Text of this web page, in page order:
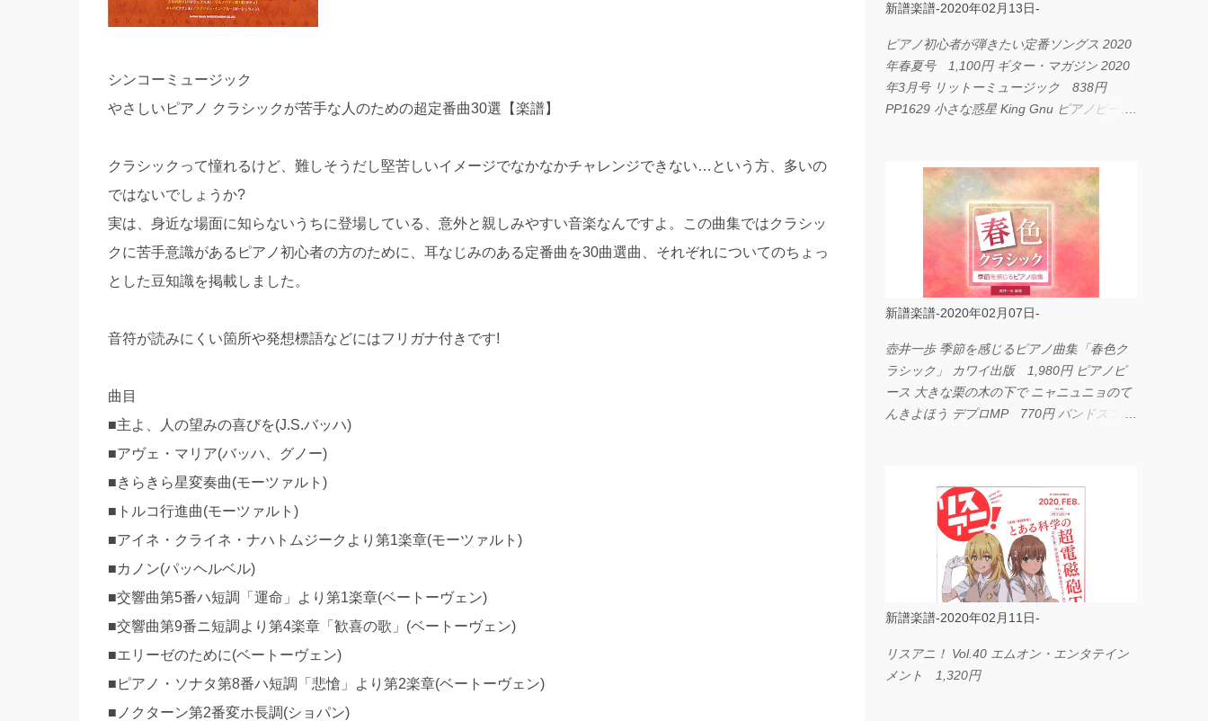
シンコーミュージック
やさしいピアノ クラシックが苦手な人のための超定番曲30選【楽譜】
クラシックって憧れるけど、難しそうだし堅苦しいイメージでなかなかチャレンジできない…という方、多いの
ではないでしょうか?
実は、身近な場面に知らないうちに登場している、意外と親しみやすい音楽なんですよ。この曲集ではクラシッ
クに苦手意識があるピアノ初心者の方のために、耳なじみのある定番曲を30曲選曲、それぞれについてのちょっ
とした豆知識を掲載しました。
音符が読みにくい箇所や発想標語などにはフリガナ付きです!
曲目
■主よ、人の望みの喜びを(J.S.バッハ)
■アヴェ・マリア(バッハ、グノー)
■きらきら星変奏曲(モーツァルト)
■トルコ行進曲(モーツァルト)
■アイネ・クライネ・ナハトムジークより第1楽章(モーツァルト)
■カノン(パッヘルベル)
■交響曲第5番ハ短調「運命」より第1楽章(ベートーヴェン)
■交響曲第9番ニ短調より第4楽章「歓喜の歌」(ベートーヴェン)
■エリーゼのために(ベートーヴェン)
■ピアノ・ソナタ第8番ハ短調「悲愴」より第2楽章(ベートーヴェン)
■ノクターン第2番変ホ長調(ショパン)
新譜楽譜-2020年02月13日-
ピアノ初心者が弾きたい定番ソングス 2020
年春夏号 1,100円 ギター・マガジン 2020
年3月号 リットーミュージック 838円
PP1629 小さな惑星 King Gnu ピアノピース
LOVE... Official髭男dism バンドピース フェ
アリー 825円
新譜楽譜-2020年02月07日-
壺井一歩 季節を感じるピアノ曲集「春色ク
ラシック」 カワイ出版 1,980円 ピアノピ
ース 大きな栗の木の下で ニャニュニョのて
んきよほう デプロMP 770円 バンドスコア
ス I LOVE．．． Official髭男dism やさしく
弾ける ピアノピース フェアリー 660円
BP2225 Kingdom of the Heavens 春畑道哉
バンドピース フェアリー 825円
新譜楽譜-2020年02月11日-
リスアニ！ Vol.40 エムオン・エンタテイン
メント 1,320円